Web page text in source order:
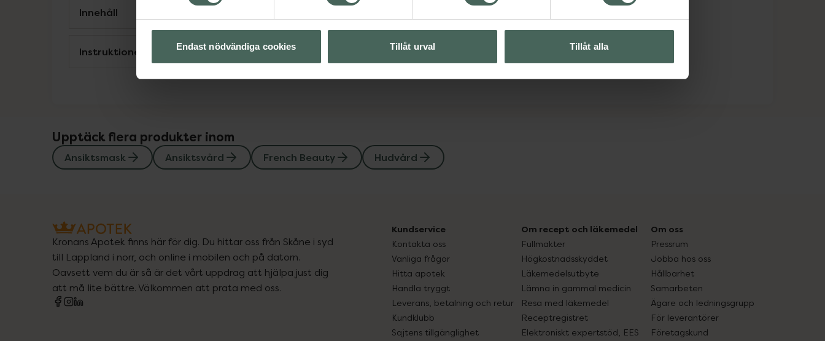
Endast nödvändiga cookies Tillåt urval Tillåt alla
Innehåll
Instruktioner
Upptäck flera produkter inom
Ansiktsmask Ansiktsvård French Beauty Hudvård
Kronans Apotek finns här för dig. Du hittar oss från Skåne i syd
till Lappland i norr, och online i mobilen och på datorn.
Oavsett vem du är så är det vårt uppdrag att hjälpa just dig
att må lite bättre. Välkommen att prata med oss.
Kundservice
Kontakta oss
Vanliga frågor
Hitta apotek
Handla tryggt
Leverans, betalning och retur
Kundklubb
Sajtens tillgänglighet
Om recept och läkemedel
Fullmakter
Högkostnadsskyddet
Läkemedelsutbyte
Lämna in gammal medicin
Resa med läkemedel
Receptregistret
Elektroniskt expertstöd, EES
Om oss
Pressrum
Jobba hos oss
Hållbarhet
Samarbeten
Ägare och ledningsgrupp
För leverantörer
Företagskund